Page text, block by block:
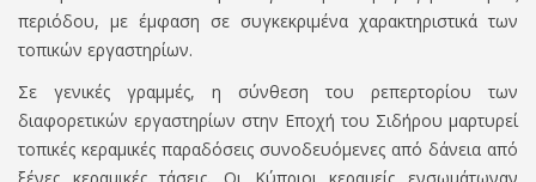
περιόδου, με έμφαση σε συγκεκριμένα χαρακτηριστικά των
τοπικών εργαστηρίων.
Σε γενικές γραμμές, η σύνθεση του ρεπερτορίου των
διαφορετικών εργαστηρίων στην Εποχή του Σιδήρου μαρτυρεί
τοπικές κεραμικές παραδόσεις συνοδευόμενες από δάνεια από